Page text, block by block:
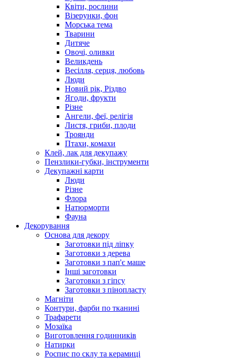
Квіти, рослини
Візерунки, фон
Морська тема
Тварини
Дитяче
Овочі, оливки
Великдень
Весілля, серця, любовь
Люди
Новий рік, Різдво
Ягоди, фрукти
Різне
Ангели, феї, релігія
Листя, гриби, плоди
Троянди
Птахи, комахи
Клей, лак для декупажу
Пензлики-губки, інструменти
Декупажні карти
Люди
Різне
Флора
Натюрморти
Фауна
Декорування
Основа для декору
Заготовки під ліпку
Заготовки з дерева
Заготовки з пап'є маше
Інші заготовки
Заготовки з гіпсу
Заготовки з пінопласту
Магніти
Контури, фарби по тканині
Трафарети
Мозаїка
Виготовлення годинників
Натирки
Роспис по склу та керамиці